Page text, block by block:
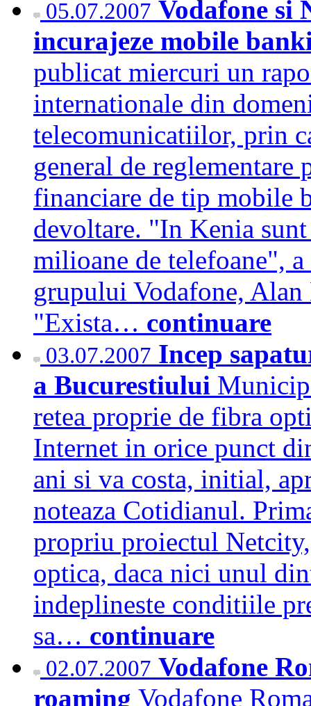
05.07.2007 Vodafone si
incurajeze mobile
publicat miercuri un
internationale din
telecomunicatiilor, prin
general de
financiare de tip mobile
devoltare. "In Kenia sunt
milioane de telefoane",
grupului Vodafone,
"Exista… continuare
03.07.2007 Incep
a Bucurestiului
retea proprie de fibra
Internet in orice punct
ani si va costa, initial,
noteaza Cotidianul.
propriu proiectul
optica, daca nici unul
indeplineste conditiile
sa… continuare
02.07.2007 Vodafone
roaming Vodafone